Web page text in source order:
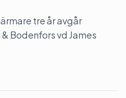
tre år avgår
Bodenfors vd James